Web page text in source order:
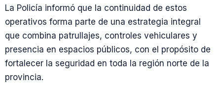
La Policía informó que la continuidad de estos
operativos forma parte de una estrategia integral
que combina patrullajes, controles vehiculares y
presencia en espacios públicos, con el propósito de
fortalecer la seguridad en toda la región norte de la
provincia.